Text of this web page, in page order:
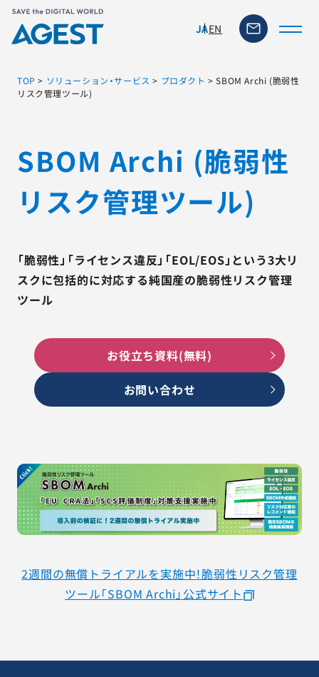
JAEN
ソリューション・サービス
脆弱性リスク管理ツール
ニュース
セミナー・イベント
事例紹介
会社情報
サービス詳細資料 見積・お問い合わせ
サービスお問い合わせ専用番号
03-6865-4864
TOP > ソリューション・サービス > プロダクト >SBOM Archi (脆弱性
リスク管理ツール)
SBOM Archi (脆弱性
リスク管理ツール)
「脆弱性」「ライセンス違反」「EOL/EOS」という3大リ
スクに包括的に対応する純国産の脆弱性リスク管理
ツール
お役立ち資料(無料)
お問い合わせ
2週間の無償トライアルを実施中！脆弱性リスク管理
ツール「SBOM Archi」公式サイト